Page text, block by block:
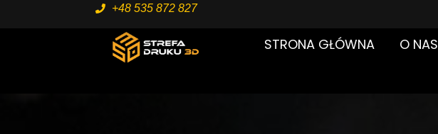
+48 535 872 827
STRONA GŁÓWNA O NAS